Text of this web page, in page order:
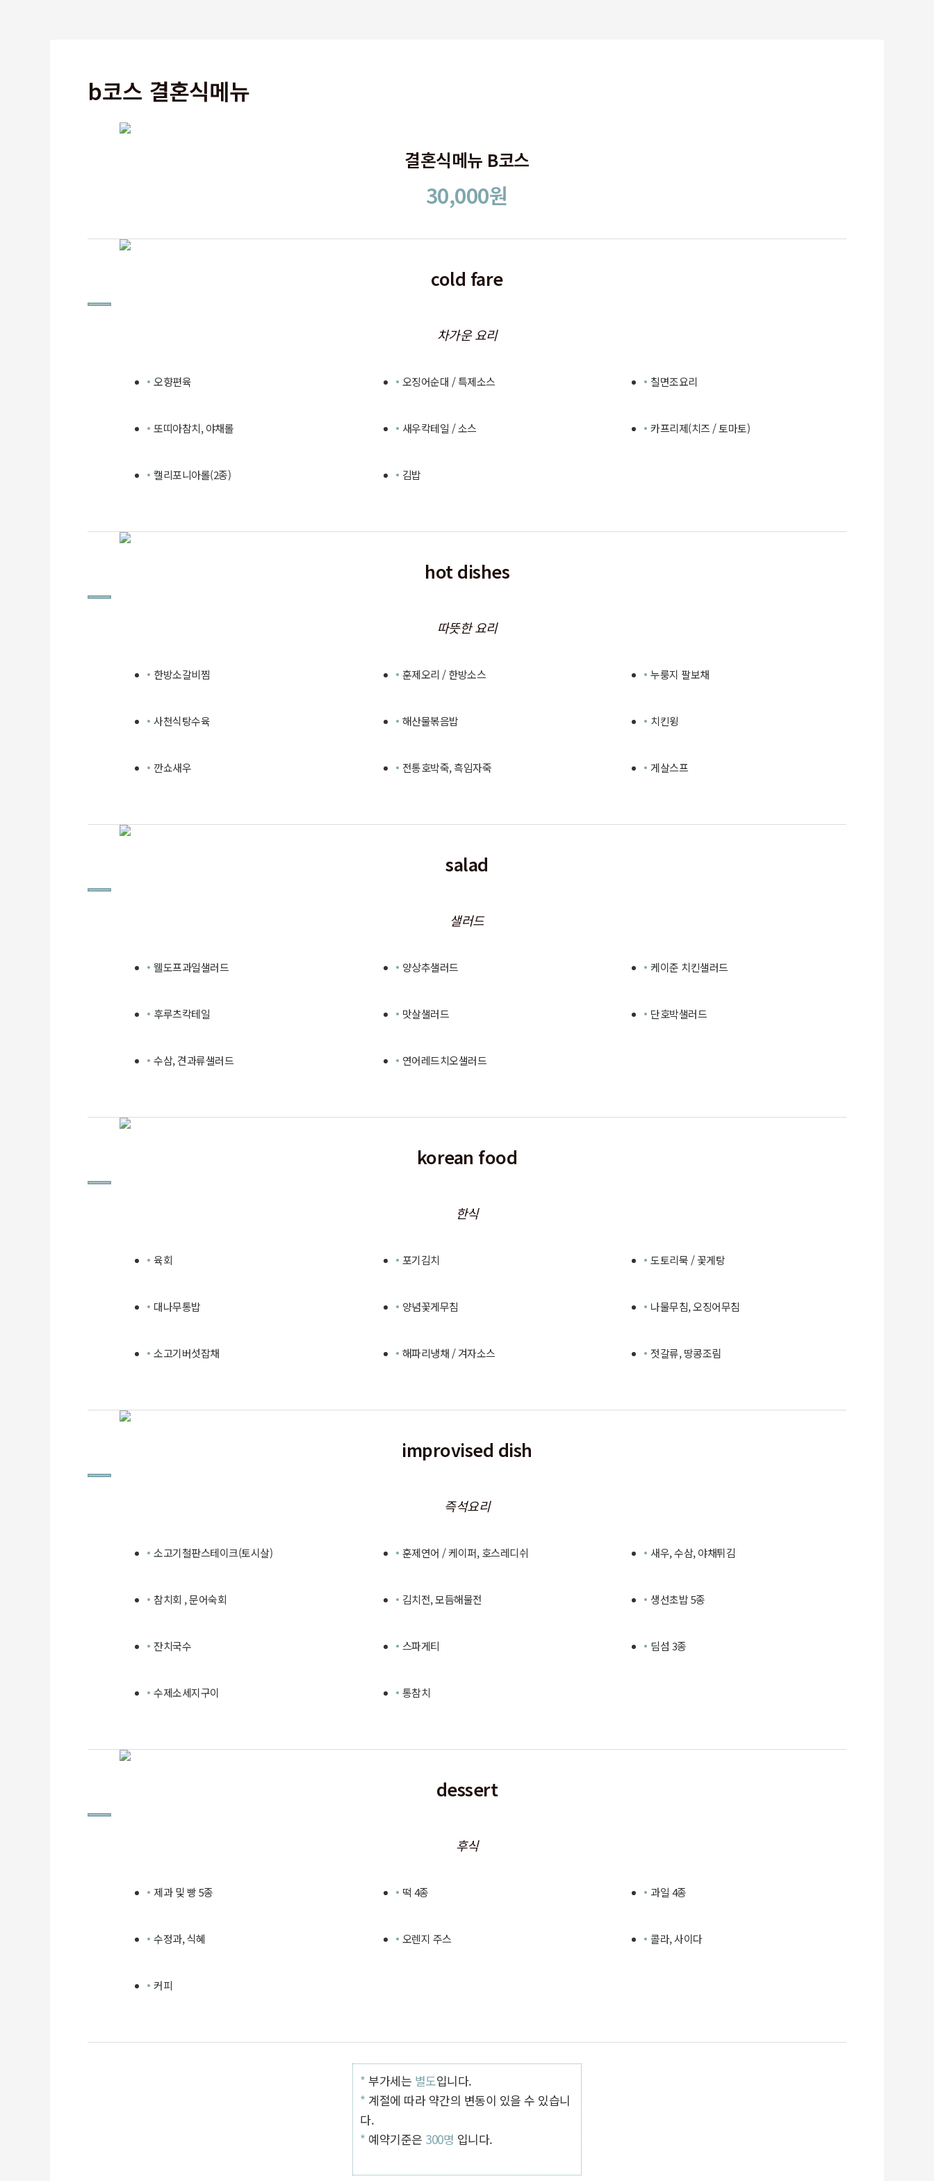
b코스 결혼식메뉴
결혼식메뉴 B코스
30,000원
cold fare
차가운 요리
오향편육 오징어순대 / 특제소스 칠면조요리
또띠아참치, 야채롤 새우칵테일 / 소스 카프리제(치즈 / 토마토)
캘리포니아롤(2종) 김밥
hot dishes
따뜻한 요리
한방소갈비찜 훈제오리 / 한방소스 누룽지 팔보채
사천식탕수육 해산물볶음밥 치킨윙
깐쇼새우 전통호박죽, 흑임자죽 게살스프
salad
샐러드
웰도프과일샐러드 양상추샐러드 케이준 치킨샐러드
후루츠칵테일 맛살샐러드 단호박샐러드
수삼, 견과류샐러드 연어레드치오샐러드
korean food
한식
육회 포기김치 도토리묵 / 꽃게탕
대나무통밥 양념꽃게무침 나물무침, 오징어무침
소고기버섯잡채 해파리냉채 / 겨자소스 젓갈류, 땅콩조림
improvised dish
즉석요리
소고기철판스테이크(토시살) 훈제연어 / 케이퍼, 호스레디쉬 새우, 수삼, 야채튀김
참치회 , 문어숙회 김치전, 모듬해물전 생선초밥 5종
잔치국수 스파게티 딤섬 3종
수제소세지구이 통참치
dessert
후식
제과 및 빵 5종 떡 4종 과일 4종
수정과, 식혜 오렌지 주스 콜라, 사이다
커피
* 부가세는 별도입니다.
* 계절에 따라 약간의 변동이 있을 수 있습니
다.
* 예약기준은 300명 입니다.